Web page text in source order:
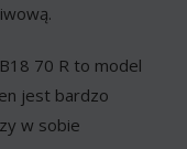
70 R to model
jest bardzo
w sobie